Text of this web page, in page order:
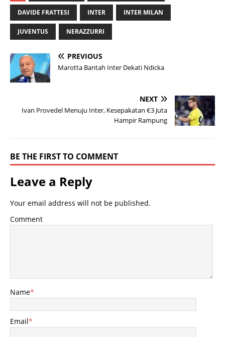
DAVIDE FRATTESI INTER INTER MILAN
JUVENTUS NERAZZURRI
PREVIOUS
Marotta Bantah Inter Dekati Ndicka
NEXT
Ivan Provedel Menuju Inter, Kesepakatan €3 Juta
Hampir Rampung
BE THE FIRST TO COMMENT
Leave a Reply
Your email address will not be published.
Comment
Name*
Email*